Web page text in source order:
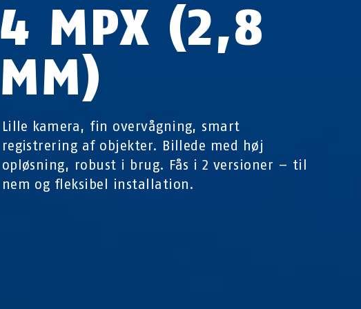
4 MPX (2,8
MM)
Lille kamera, fin overvågning, smart
registrering af objekter. Billede med høj
opløsning, robust i brug. Fås i 2 versioner – til
nem og fleksibel installation.